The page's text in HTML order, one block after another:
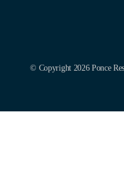
© Copyright 2026 Ponce